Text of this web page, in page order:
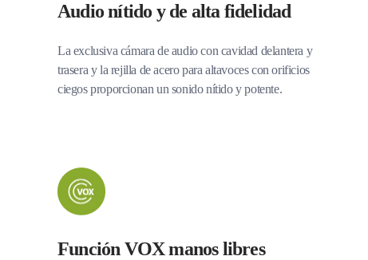
Audio nítido y de alta fidelidad
La exclusiva cámara de audio con cavidad delantera y
trasera y la rejilla de acero para altavoces con orificios
ciegos proporcionan un sonido nítido y potente.
Función VOX manos libres